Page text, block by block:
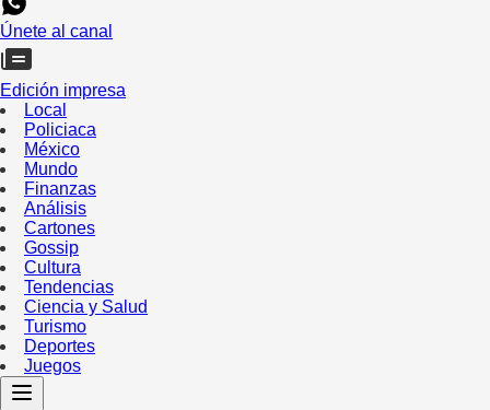
Únete al canal
Edición impresa
Local
Policiaca
México
Mundo
Finanzas
Análisis
Cartones
Gossip
Cultura
Tendencias
Ciencia y Salud
Turismo
Deportes
Juegos